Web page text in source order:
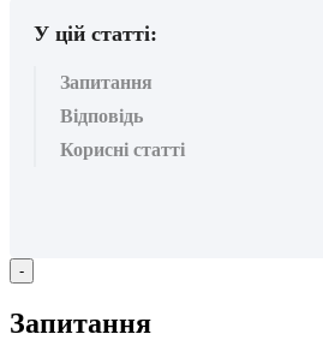
У цій статті:
Запитання
Відповідь
Корисні статті
-
Запитання